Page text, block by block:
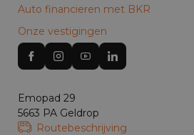
Auto financieren met BKR
Onze vestigingen
Emopad 29
5663 PA Geldrop
Routebeschrijving